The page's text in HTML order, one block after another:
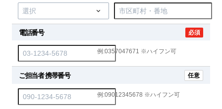
電話番号 必須
例:0357047671 ※ハイフン可
ご担当者 携帯番号 任意
例:09012345678 ※ハイフン可